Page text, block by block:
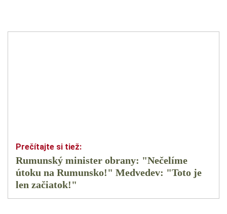
Rumunský minister obrany: "Nečelíme
útoku na Rumunsko!" Medvedev: "Toto je
len začiatok!"